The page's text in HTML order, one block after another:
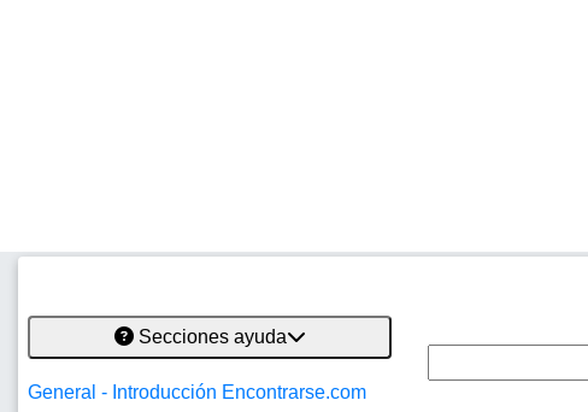
Secciones ayuda
General - Introducción Encontrarse.com